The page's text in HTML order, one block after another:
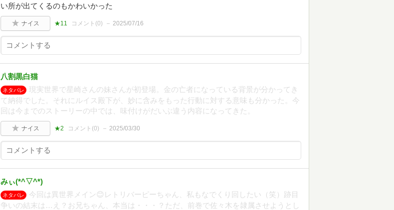
い所が出てくるのもかわいかった
ナイス ★11 コメント(0) 2025/07/16
八割黒白猫
ネタバレ
現実世界で星崎さんの妹さんが初登場。金の亡者になっている背景が分かってき
て納得でした。それにルイス殿下が、妙に含みをもった行動に対する意味も分かった。今
回は今までのストーリーの中では、味付けがだいぶ違う内容になってきた。
ナイス ★2 コメント(0) 2025/03/30
みぃ(*^▽^*)
ネタバレ
今回は異世界メイン😊レトリバーピーちゃん、私もなでくり回したい（笑）跡目
争いの結末は…え？お兄ちゃん、本当は・・・？ただ、前巻で佐々木を隷属させようとし